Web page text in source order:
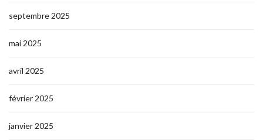
septembre 2025
mai 2025
avril 2025
février 2025
janvier 2025